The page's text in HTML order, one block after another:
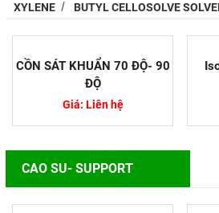
XYLENE
BUTYL CELLOSOLVE
CỒN SÁT KHUẨN 70 ĐỘ- 90
ĐỘ
Giá: Liên hệ
CAO SU- SUPPORT